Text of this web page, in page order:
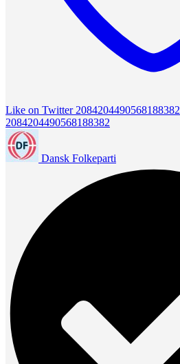
Like on Twitter 2084204490568188382
2084204490568188382
Dansk Folkeparti